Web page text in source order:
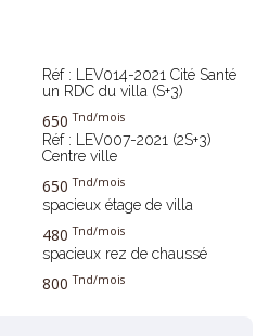
Réf : LEV014-2021 Cité Santé
un RDC du villa (S+3)
650 Tnd/mois
Réf : LEV007-2021 (2S+3)
Centre ville
650 Tnd/mois
spacieux étage de villa
480 Tnd/mois
spacieux rez de chaussé
800 Tnd/mois